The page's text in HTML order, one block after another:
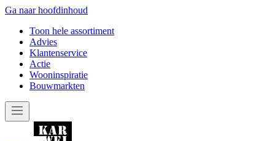
Ga naar hoofdinhoud
Toon hele assortiment
Advies
Klantenservice
Actie
Wooninspiratie
Bouwmarkten